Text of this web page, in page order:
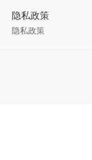
隐私政策
隐私政策